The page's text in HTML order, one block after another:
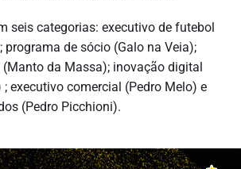
seis categorias: executivo de futebol
programa de sócio (Galo na Veia);
da Massa); inovação digital
executivo comercial (Pedro Melo) e
(Pedro Picchioni).